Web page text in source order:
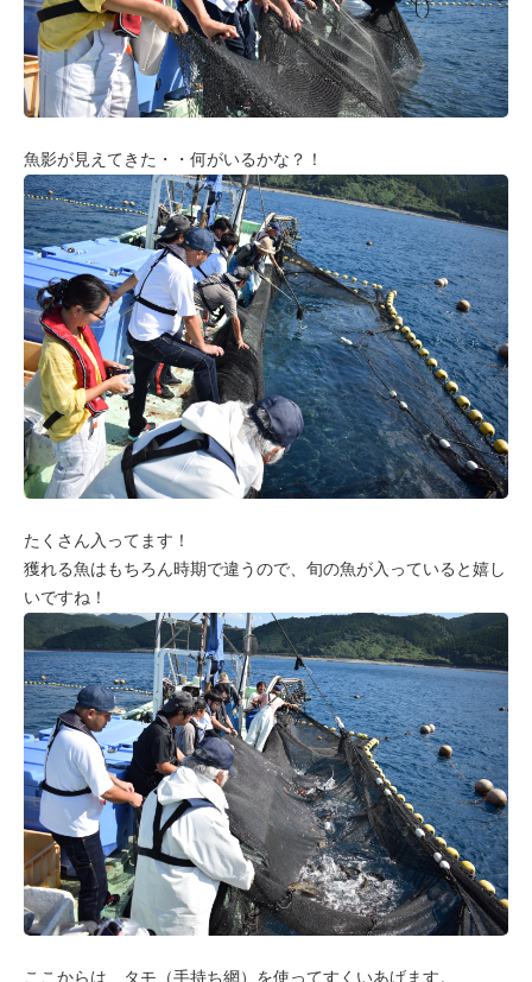
魚影が見えてきた・・何がいるかな？！
たくさん入ってます！
獲れる魚はもちろん時期で違うので、旬の魚が入っていると嬉し
いですね！
ここからは、タモ（手持ち網）を使ってすくいあげます。